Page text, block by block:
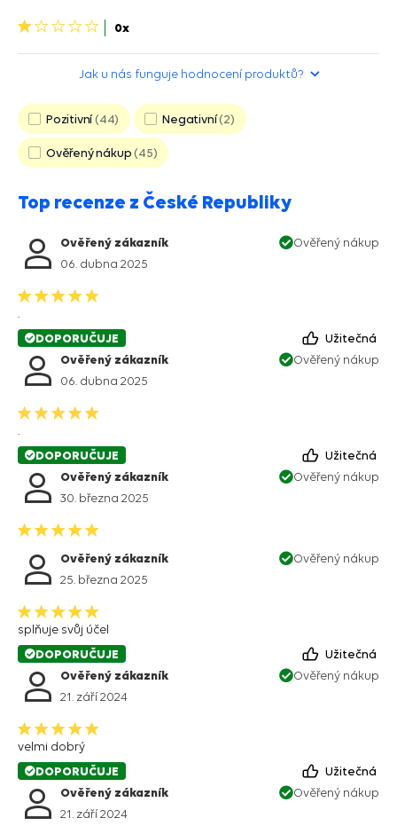
1
0x
Jak u nás funguje hodnocení produktů?
Pozitivní 44 Negativní 2
Ověřený nákup 45
Top recenze z České Republiky
Ověřený zákazník
06. dubna 2025
Ověřený nákup
DOPORUČUJE
Užitečná
Ověřený zákazník
06. dubna 2025
Ověřený nákup
DOPORUČUJE
Užitečná
Ověřený zákazník
30. března 2025
Ověřený nákup
Ověřený zákazník
25. března 2025
Ověřený nákup
splňuje svůj účel
DOPORUČUJE
Užitečná
Ověřený zákazník
21. září 2024
Ověřený nákup
velmi dobrý
DOPORUČUJE
Užitečná
Ověřený zákazník
21. září 2024
Ověřený nákup